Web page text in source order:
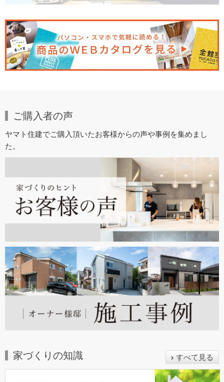
ご購入者の声
ヤマト住建でご購入頂いたお客様からの声や事例を集めまし
た。
家づくりの知識 すべて見る